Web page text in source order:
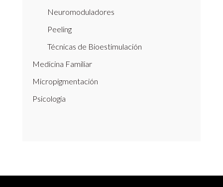
Neuromoduladores
Peeling
Técnicas de Bioestimulación
Medicina Familiar
Micropigmentación
Psicología